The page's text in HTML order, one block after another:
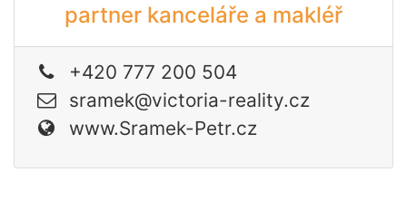
partner kanceláře a makléř
+420 777 200 504
sramek@victoria-reality.cz
www.Sramek-Petr.cz